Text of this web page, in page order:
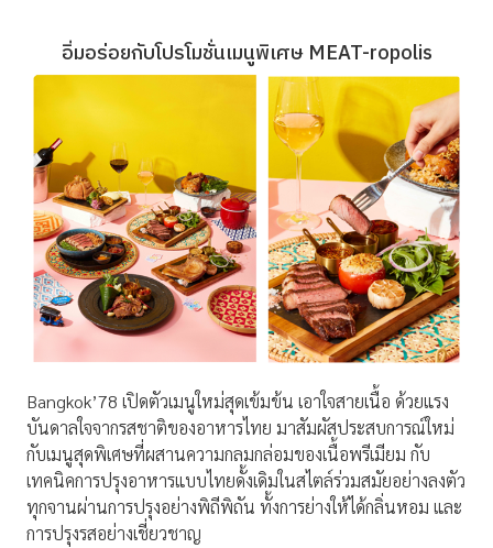
อิ่มอร่อยกับโปรโมชั่นเมนูพิเศษ MEAT-ropolis
Bangkok’78 เปิดตัวเมนูใหม่สุดเข้มข้น เอาใจสายเนื้อ ด้วยแรง
บันดาลใจจากรสชาติของอาหารไทย มาสัมผัสประสบการณ์ใหม่
กับเมนูสุดพิเศษที่ผสานความกลมกล่อมของเนื้อพรีเมียม กับ
เทคนิคการปรุงอาหารแบบไทยดั้งเดิมในสไตล์ร่วมสมัยอย่างลงตัว
ทุกจานผ่านการปรุงอย่างพิถีพิถัน ทั้งการย่างให้ได้กลิ่นหอม และ
การปรุงรสอย่างเชี่ยวชาญ